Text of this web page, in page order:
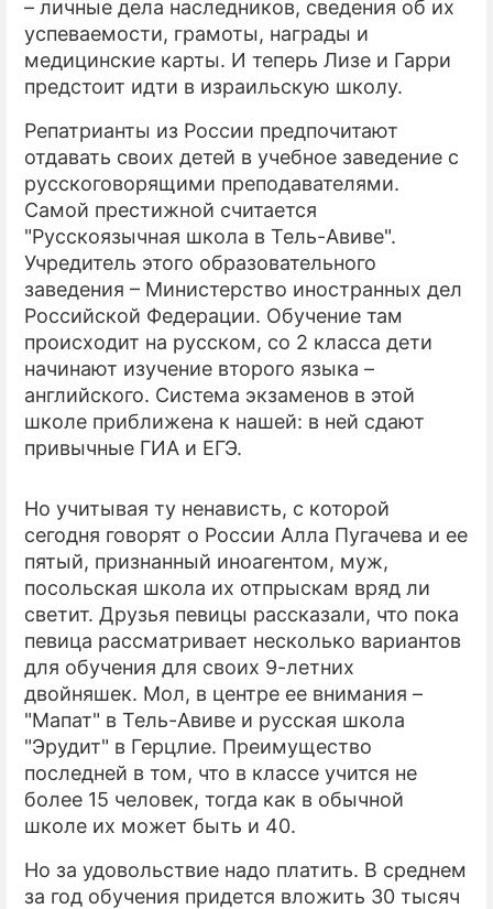
– личные дела наследников, сведения об их
успеваемости, грамоты, награды и
медицинские карты. И теперь Лизе и Гарри
предстоит идти в израильскую школу.
Репатрианты из России предпочитают
отдавать своих детей в учебное заведение с
русскоговорящими преподавателями.
Самой престижной считается
"Русскоязычная школа в Тель-Авиве".
Учредитель этого образовательного
заведения – Министерство иностранных дел
Российской Федерации. Обучение там
происходит на русском, со 2 класса дети
начинают изучение второго языка –
английского. Система экзаменов в этой
школе приближена к нашей: в ней сдают
привычные ГИА и ЕГЭ.
Но учитывая ту ненависть, с которой
сегодня говорят о России Алла Пугачева и ее
пятый, признанный иноагентом, муж,
посольская школа их отпрыскам вряд ли
светит. Друзья певицы рассказали, что пока
певица рассматривает несколько вариантов
для обучения для своих 9-летних
двойняшек. Мол, в центре ее внимания –
"Мапат" в Тель-Авиве и русская школа
"Эрудит" в Герцлие. Преимущество
последней в том, что в классе учится не
более 15 человек, тогда как в обычной
школе их может быть и 40.
Но за удовольствие надо платить. В среднем
за год обучения придется вложить 30 тысяч